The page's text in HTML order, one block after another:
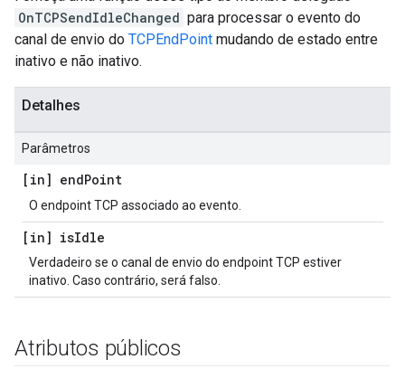
OnTCPSendIdleChanged para processar o evento do
canal de envio do TCPEndPoint mudando de estado entre
inativo e não inativo.
Detalhes
Parâmetros
[in] endPoint
O endpoint TCP associado ao evento.
[in] isIdle
Verdadeiro se o canal de envio do endpoint TCP estiver
inativo. Caso contrário, será falso.
Atributos públicos